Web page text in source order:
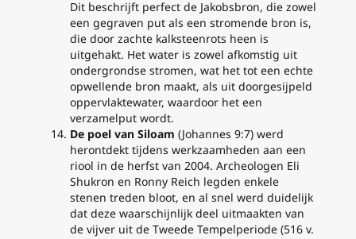
Dit beschrijft perfect de Jakobsbron, die zowel
een gegraven put als een stromende bron is,
die door zachte kalksteenrots heen is
uitgehakt. Het water is zowel afkomstig uit
ondergrondse stromen, wat het tot een echte
opwellende bron maakt, als uit doorgesijpeld
oppervlaktewater, waardoor het een
verzamelput wordt.
De poel van Siloam (Johannes 9:7) werd
herontdekt tijdens werkzaamheden aan een
riool in de herfst van 2004. Archeologen Eli
Shukron en Ronny Reich legden enkele
stenen treden bloot, en al snel werd duidelijk
dat deze waarschijnlijk deel uitmaakten van
de vijver uit de Tweede Tempelperiode (516 v.